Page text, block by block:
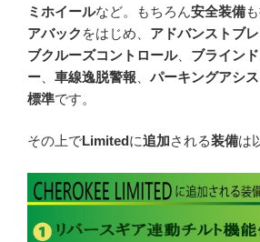
ミホイールなど。もちろん安全装備
アバック をはじめ、 アドバンストブ
ブクルーズコントロール、 ブライン
ー
車線逸脱警報 パーキングアシス
標準です。
その上でLimitedに追加される装備は